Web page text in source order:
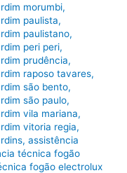
morumbi,
paulista,
paulistano,
peri peri,
prudência,
raposo tavares,
são bento,
são paulo,
vila mariana,
vitoria regia,
,assistência
técnica fogão
fogão electrolux